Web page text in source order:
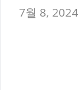
7월 8, 2024